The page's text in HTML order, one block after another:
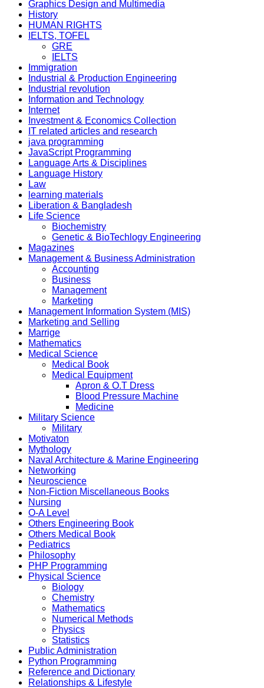
Graphics Design and Multimedia
History
HUMAN RIGHTS
IELTS, TOFEL
GRE
IELTS
Immigration
Industrial & Production Engineering
Industrial revolution
Information and Technology
Internet
Investment & Economics Collection
IT related articles and research
java programming
JavaScript Programming
Language Arts & Disciplines
Language History
Law
learning materials
Liberation & Bangladesh
Life Science
Biochemistry
Genetic & BioTechlogy Engineering
Magazines
Management & Business Administration
Accounting
Business
Management
Marketing
Management Information System (MIS)
Marketing and Selling
Marrige
Mathematics
Medical Science
Medical Book
Medical Equipment
Apron & O.T Dress
Blood Pressure Machine
Medicine
Military Science
Military
Motivaton
Mythology
Naval Architecture & Marine Engineering
Networking
Neuroscience
Non-Fiction Miscellaneous Books
Nursing
O-A Level
Others Engineering Book
Others Medical Book
Pediatrics
Philosophy
PHP Programming
Physical Science
Biology
Chemistry
Mathematics
Numerical Methods
Physics
Statistics
Public Administration
Python Programming
Reference and Dictionary
Relationships & Lifestyle